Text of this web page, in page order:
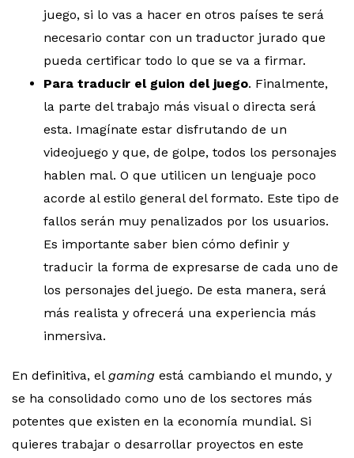
juego, si lo vas a hacer en otros países te será
necesario contar con un traductor jurado que
pueda certificar todo lo que se va a firmar.
Para traducir el guion del juego. Finalmente,
la parte del trabajo más visual o directa será
esta. Imagínate estar disfrutando de un
videojuego y que, de golpe, todos los personajes
hablen mal. O que utilicen un lenguaje poco
acorde al estilo general del formato. Este tipo de
fallos serán muy penalizados por los usuarios.
Es importante saber bien cómo definir y
traducir la forma de expresarse de cada uno de
los personajes del juego. De esta manera, será
más realista y ofrecerá una experiencia más
inmersiva.
En definitiva, el gaming está cambiando el mundo, y
se ha consolidado como uno de los sectores más
potentes que existen en la economía mundial. Si
quieres trabajar o desarrollar proyectos en este